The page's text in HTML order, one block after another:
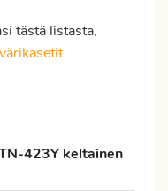
tästä listasta,
423Y keltainen